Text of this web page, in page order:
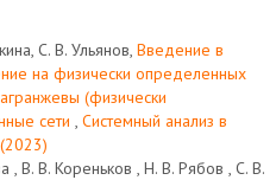
С. В. Ульянов, Введение в
на физически определенных
(физически
сети , Системный анализ в
, В. В. Кореньков , Н. В. Рябов , С. В.